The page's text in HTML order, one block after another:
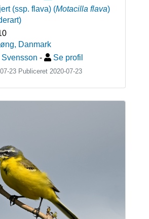
(ssp. flava) (Motacilla flava)
)
, Danmark
- Se profil
23 Publiceret 2020-07-23